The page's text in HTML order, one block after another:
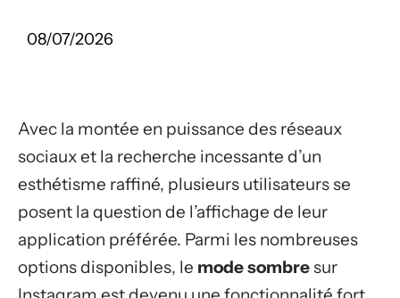
08/07/2026
Avec la montée en puissance des réseaux
sociaux et la recherche incessante d’un
esthétisme raffiné, plusieurs utilisateurs se
posent la question de l’affichage de leur
application préférée. Parmi les nombreuses
options disponibles, le mode sombresur